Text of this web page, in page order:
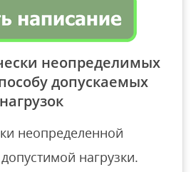
неопределимых
допускаемых
нагрузок
неопределенной
нагрузки.